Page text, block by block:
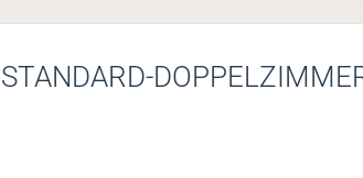
STANDARD-